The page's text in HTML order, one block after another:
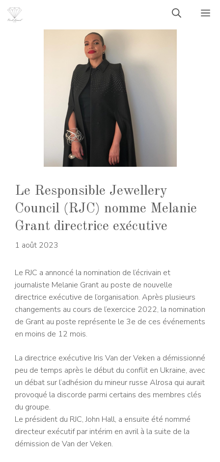
Aller
Le Responsible Jewellery
Council (RJC) nomme Melanie
Grant directrice exécutive
1 août 2023
Le RJC a annoncé la nomination de l’écrivain et
journaliste Melanie Grant au poste de nouvelle
directrice exécutive de l’organisation. Après plusieurs
changements au cours de l’exercice 2022, la nomination
de Grant au poste représente le 3e de ces événements
en moins de 12 mois.
La directrice exécutive Iris Van der Veken a démissionné
peu de temps après le début du conflit en Ukraine, avec
un débat sur l’adhésion du mineur russe Alrosa qui aurait
provoqué la discorde parmi certains des membres clés
du groupe.
Le président du RJC, John Hall, a ensuite été nommé
directeur exécutif par intérim en avril à la suite de la
démission de Van der Veken.